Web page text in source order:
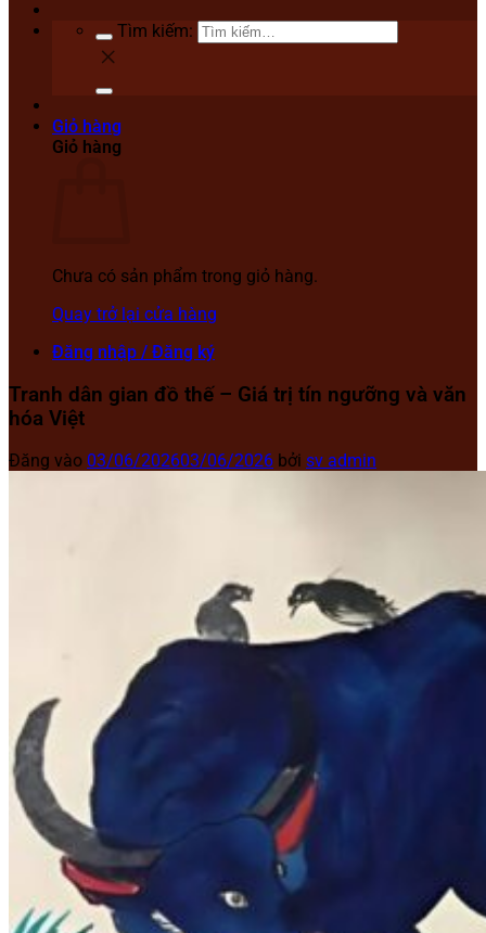
Tìm kiếm:
Giỏ hàng
Giỏ hàng
Chưa có sản phẩm trong giỏ hàng.
Quay trở lại cửa hàng
Đăng nhập / Đăng ký
Tranh dân gian đồ thế – Giá trị tín ngưỡng và văn
hóa Việt
Đăng vào 03/06/202603/06/2026 bởi sv admin